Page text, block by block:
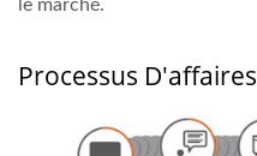
le marché.
Processus D'affaires